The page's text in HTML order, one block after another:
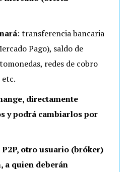
: transferencia bancaria
Pago), saldo de
redes de cobro
etc.
directamente
y podrá cambiarlos por
P2P, otro usuario (bróker)
a quien deberán